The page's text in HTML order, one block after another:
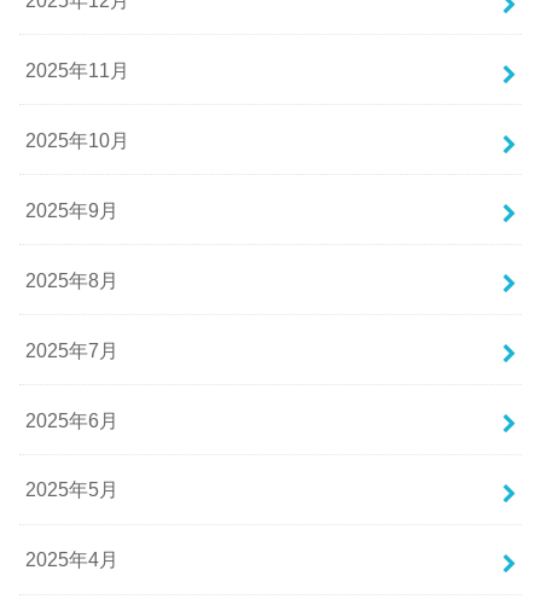
2025年11月
2025年10月
2025年9月
2025年8月
2025年7月
2025年6月
2025年5月
2025年4月